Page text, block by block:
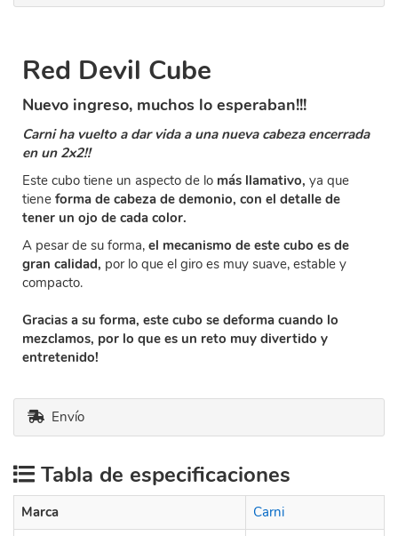
Red Devil Cube
Nuevo ingreso, muchos lo esperaban!!!
Carni ha vuelto a dar vida a una nueva cabeza encerrada
en un 2x2!!
Este cubo tiene un aspecto de lo más llamativo, ya que
tiene forma de cabeza de demonio, con el detalle de
tener un ojo de cada color.
A pesar de su forma, el mecanismo de este cubo es de
gran calidad, por lo que el giro es muy suave, estable y
compacto.
Gracias a su forma, este cubo se deforma cuando lo
mezclamos, por lo que es un reto muy divertido y
entretenido!
Envío
Tabla de especificaciones
Marca
Carni